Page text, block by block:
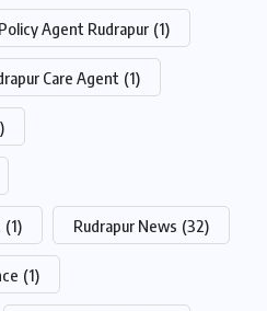
Policy Agent Rudrapur (1)
Care Agent (1)
(1) Rudrapur News (32)
(1)